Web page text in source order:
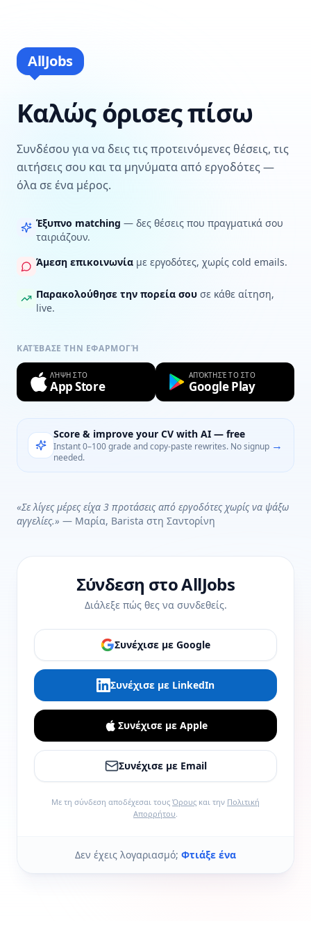
AllJobs
Καλώς όρισες πίσω
Συνδέσου για να δεις τις προτεινόμενες θέσεις, τις
αιτήσεις σου και τα μηνύματα από εργοδότες —
όλα σε ένα μέρος.
Έξυπνο matching — δες θέσεις που πραγματικά σου
ταιριάζουν.
Άμεση επικοινωνία με εργοδότες, χωρίς cold emails.
Παρακολούθησε την πορεία σου σε κάθε αίτηση,
live.
ΚΑΤΈΒΑΣΕ ΤΗΝ ΕΦΑΡΜΟΓΉ
ΛΉΨΗ ΣΤΟ
App Store
ΑΠΌΚΤΗΣΈ ΤΟ ΣΤΟ
Google Play
Score & improve your CV with AI — free
Instant 0–100 grade and copy-paste rewrites. No signup
needed.
→
«Σε λίγες μέρες είχα 3 προτάσεις από εργοδότες χωρίς να ψάξω
αγγελίες.» — Μαρία, Barista στη Σαντορίνη
Σύνδεση στο AllJobs
Διάλεξε πώς θες να συνδεθείς.
Συνέχισε με Google
Συνέχισε με LinkedIn
Συνέχισε με Apple
Συνέχισε με Email
Με τη σύνδεση αποδέχεσαι τους Όρους και την Πολιτική
Απορρήτου.
Δεν έχεις λογαριασμό; Φτιάξε ένα